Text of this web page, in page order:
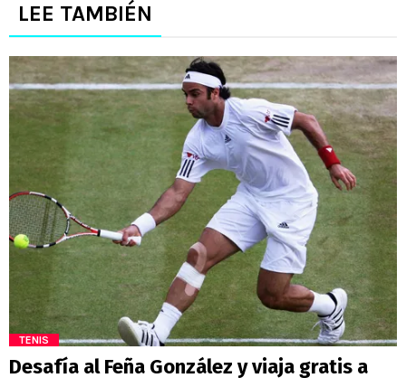
LEE TAMBIÉN
TENIS
Desafía al Feña González y viaja gratis a